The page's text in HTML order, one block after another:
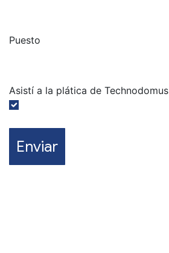
Puesto
Asistí a la plática de Technodomus
Enviar